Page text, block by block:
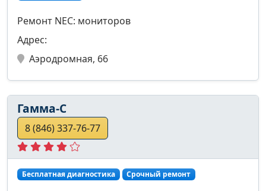
Ремонт NEC: мониторов
Адрес:
Аэродромная, 66
Гамма-С
8 (846) 337-76-77
Бесплатная диагностика Срочный ремонт